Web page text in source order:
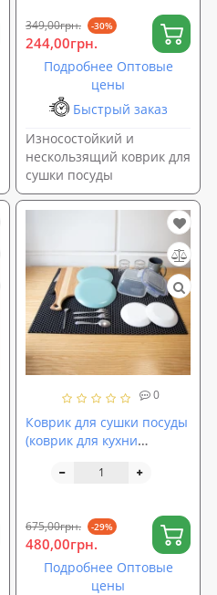
349,00грн. -30%
244,00грн.
Подробнее Оптовые
цены
Быстрый заказ
Износостойкий и
нескользящий коврик для
сушки посуды
0
Коврик для сушки посуды
(коврик для кухни
посуду) 80х60 см OSPORT
675,00грн. -29%
480,00грн.
Подробнее Оптовые
цены